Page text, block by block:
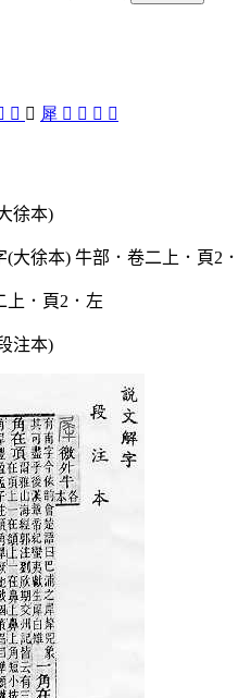
󳤵 󳤿 犀 󳥀 𤚌 󳤼 󳤮
徐本)
上．頁2．左
注本)